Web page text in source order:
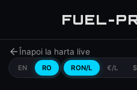
FUEL-
arrow_backÎnapoi la harta live
EN RO RON/L €/L